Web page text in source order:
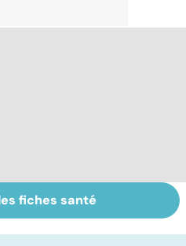
Grippe : quels
symptômes et
fiches santé